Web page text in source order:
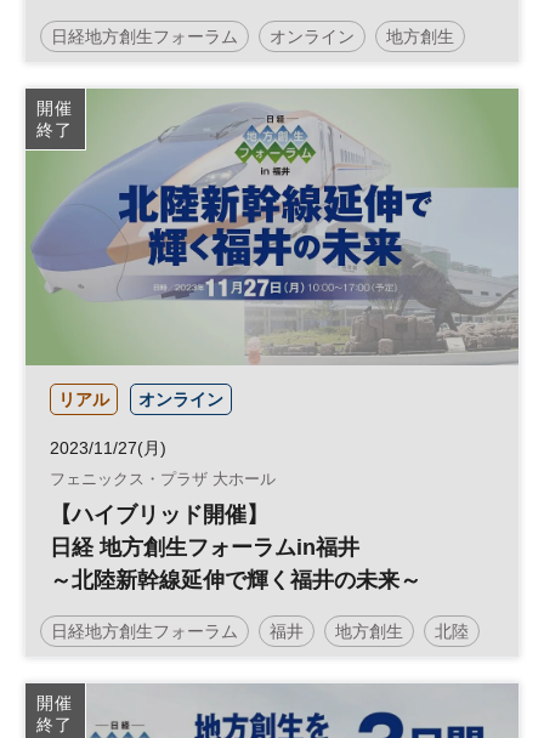
日経地方創生フォーラム オンライン 地方創生
SDGs 地域活性化 日経ホール
参加無料
開催
終了
リアル オンライン
2023/11/27(月)
フェニックス・プラザ 大ホール
【ハイブリッド開催】
日経 地方創生フォーラムin福井
～北陸新幹線延伸で輝く福井の未来～
日経地方創生フォーラム 福井 地方創生 北陸
人材 SDGs インバウンド 観光
参加無料
開催
終了